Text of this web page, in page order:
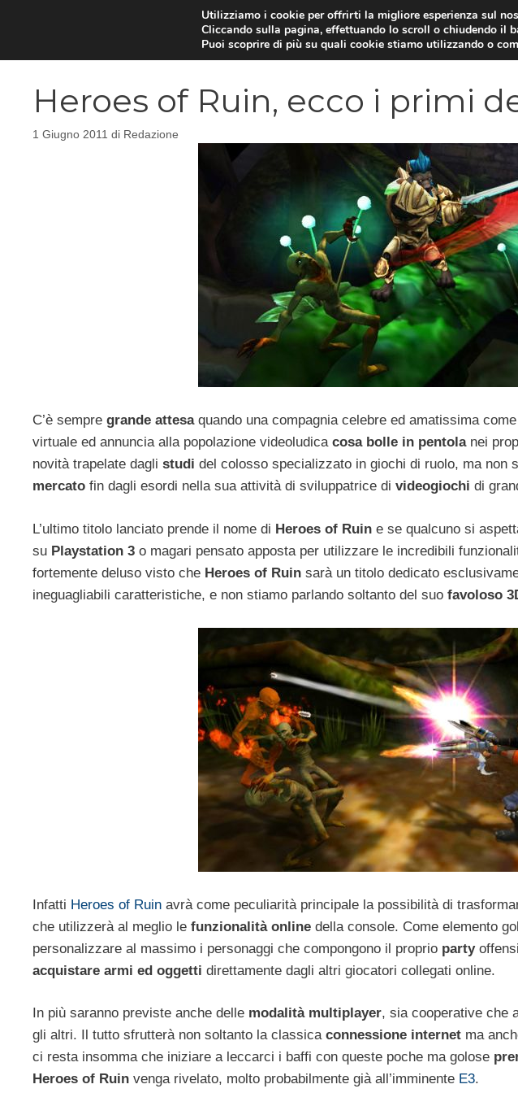
Heroes of Ruin, ecco i primi
1 Giugno 2011 di Redazione
C’è sempre grande attesaquando una compagnia celebre ed amatissima
virtuale ed annuncia alla popolazione videoludica cosa bolle in pentola nei
novità trapelate dagli studi del colosso specializzato in giochi di ruolo, ma non
mercato fin dagli esordi nella sua attività di sviluppatrice di videogiochi di
L’ultimo titolo lanciato prende il nome di Heroes of Ruin e se qualcuno si
su Playstation 3 o magari pensato apposta per utilizzare le incredibili
fortemente deluso visto che Heroes of Ruin sarà un titolo dedicato
ineguagliabili caratteristiche, e non stiamo parlando soltanto del suo favoloso
Infatti Heroes of Ruin avrà come peculiarità principale la possibilità di
che utilizzerà al meglio le funzionalità online della console. Come elemento
personalizzare al massimo i personaggi che compongono il proprio party
acquistare armi ed oggetti direttamente dagli altri giocatori collegati online.
In più saranno previste anche delle modalità multiplayer, sia cooperative che
gli altri. Il tutto sfrutterà non soltanto la classica connessione internet ma
ci resta insomma che iniziare a leccarci i baffi con queste poche ma golose
Heroes of Ruin venga rivelato, molto probabilmente già all’imminente E3.
Utilizziamo i cookie per offrirti la migliore esperienza sul
Cliccando sulla pagina, effettuando lo scroll o chiudendo il
Puoi scoprire di più su quali cookie stiamo utilizzando o